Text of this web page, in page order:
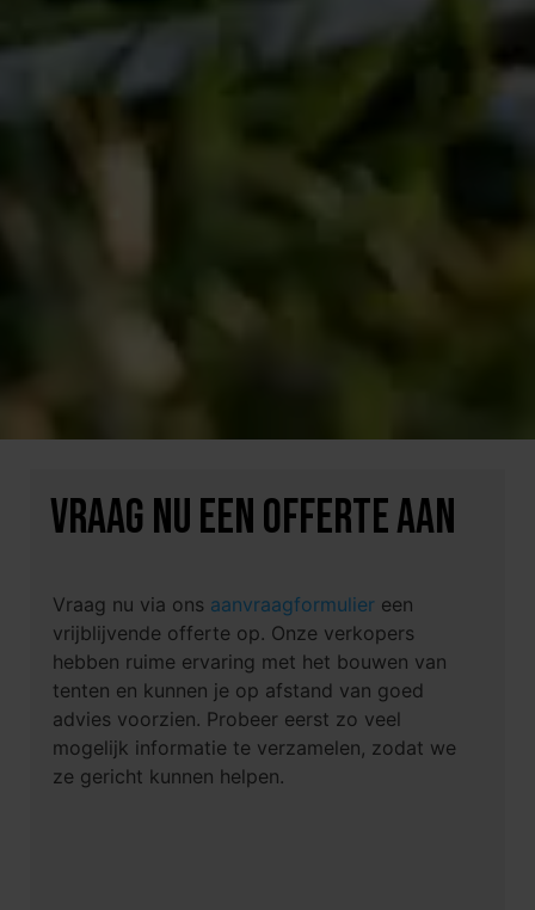
VRAAG NU EEN OFFERTE AAN
Vraag nu via ons aanvraagformulier een
vrijblijvende offerte op. Onze verkopers
hebben ruime ervaring met het bouwen van
tenten en kunnen je op afstand van goed
advies voorzien. Probeer eerst zo veel
mogelijk informatie te verzamelen, zodat we
ze gericht kunnen helpen.